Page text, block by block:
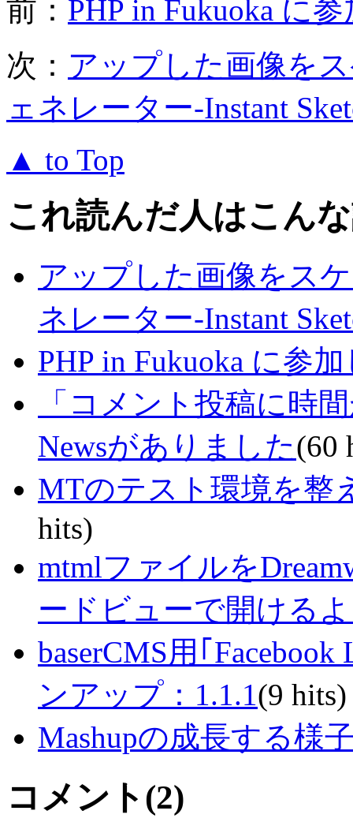
前： PHP in Fukuoka に
次： アップした画像を
ェネレーター-Instant
▲ to Top
これ読んだ人はこん
アップした画像をス
ネレーター-Instant
PHP in Fukuoka に参
「コメント投稿に時
Newsがありました(60
MTのテスト環境を整
hits)
mtmlファイルを
ードビューで開ける
baserCMS用｢
ンアップ：1.1.1(9 hits)
Mashupの成長する様
コメント(2)